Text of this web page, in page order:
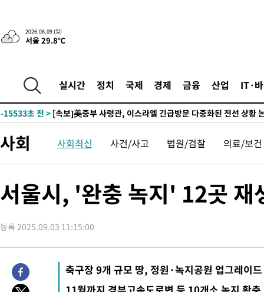
2026.08.09 (일)
서울 29.8℃
실시간 정치 국제 경제 금융 산업 IT·
-28142초 전 >'여긴 20도, 저긴 50도'…열화상 카메라로 본 폭염 저감시설 '
차'
-27613초 전 >콜롬비아 신임 우파 대통령 취임 하루만에 차량폭탄 폭발 사건
-18415초 전 >
이군이 불법 군시설 건설한 레바논 남부에서 레바논군 3명 폭
-15533초 전 >
-13597초 전 > 美 국방부, 켄달 전 공군장관 보안허가 취소…“에어포스원 기
-13541초 전 >
“美 이란전 무기 소진…북한과 분쟁시 주한 미군 취약해질 수
-28142초 전 >'여긴 20도, 저긴 50도'…열화상 카메라로 본 폭염 저감시설 '
-21207초 전 >튀르키예 외무장관, "메카 3국 방위협정은 이란이 목표 아냐 "
부상
-15533초 전 >[속보]美중부 사령관, 이스라엘 긴급방문 다중화된 전선 상황
-13597초 전 >美 국방부, 켄달 전 공군장관 보안허가 취소…“에어포스원 기
-13566초 전 >
‘축구의 신’ 아르헨티나 축구 선수 메시의 부친 지병 별세
-13541초 전 >
“美 이란전 무기 소진…북한과 분쟁시 주한 미군 취약해질 수
사회 사회최신 사건/사고 법원/검찰 의료/보건
서울시, '완충 녹지' 12곳
등록 2025.09.03 11:15:00
축구장 9개 규모 땅, 정원·녹지공원 업그레이드